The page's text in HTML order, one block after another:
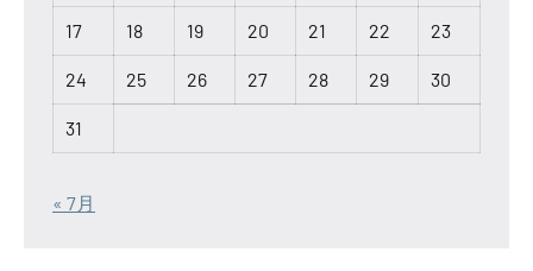
17 18 19 20 21 22 23
24 25 26 27 28 29 30
31
« 7月